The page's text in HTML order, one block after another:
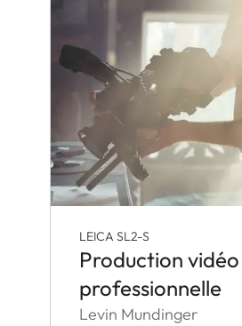
LEICA SL2-S
Production vidéo
professionnelle
Levin Mundinger